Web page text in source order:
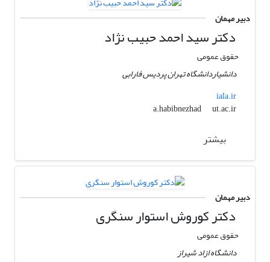
دبیر مهمان
دکتر سید احمد حبیب نژاد
حقوق عمومی
دانشیاردانشگاه تهران پردیس فارابی
iala.ir
a.habibnezhad
ut.ac.ir
بیشتر
دبیر مهمان
دکتر کوروش استوار سنگری
حقوق عمومی
دانشگاه ازاد شیراز